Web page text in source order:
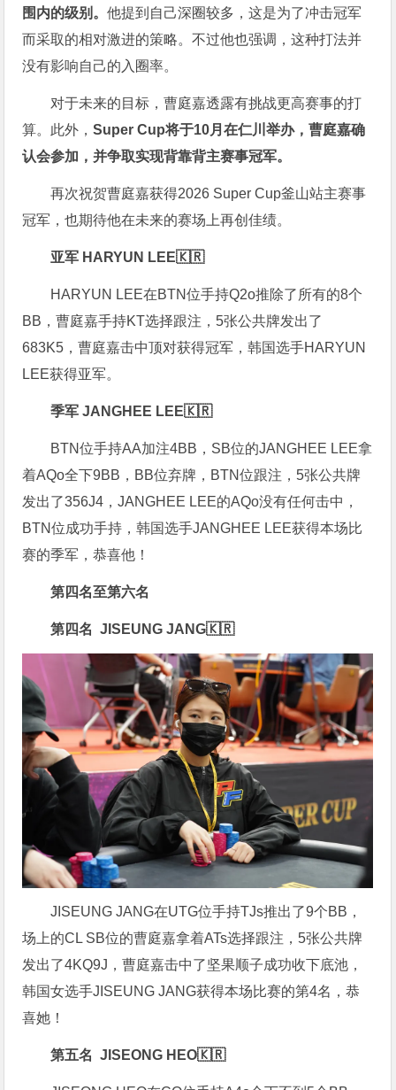
围内的级别。他提到自己深圈较多，这是为了冲击冠军
而采取的相对激进的策略。不过他也强调，这种打法并
没有影响自己的入圈率。
对于未来的目标，曹庭嘉透露有挑战更高赛事的打
算。此外，Super Cup将于10月在仁川举办，曹庭嘉确
认会参加，并争取实现背靠背主赛事冠军。
再次祝贺曹庭嘉获得2026 Super Cup釜山站主赛事
冠军，也期待他在未来的赛场上再创佳绩。
亚军 HARYUN LEE🇰🇷
HARYUN LEE在BTN位手持Q2o推除了所有的8个
BB，曹庭嘉手持KT选择跟注，5张公共牌发出了
683K5，曹庭嘉击中顶对获得冠军，韩国选手HARYUN
LEE获得亚军。
季军 JANGHEE LEE🇰🇷
BTN位手持AA加注4BB，SB位的JANGHEE LEE拿
着AQo全下9BB，BB位弃牌，BTN位跟注，5张公共牌
发出了356J4，JANGHEE LEE的AQo没有任何击中，
BTN位成功手持，韩国选手JANGHEE LEE获得本场比
赛的季军，恭喜他！
第四名至第六名
第四名 JISEUNG JANG🇰🇷
JISEUNG JANG在UTG位手持TJs推出了9个BB，
场上的CL SB位的曹庭嘉拿着ATs选择跟注，5张公共牌
发出了4KQ9J，曹庭嘉击中了坚果顺子成功收下底池，
韩国女选手JISEUNG JANG获得本场比赛的第4名，恭
喜她！
第五名 JISEONG HEO🇰🇷